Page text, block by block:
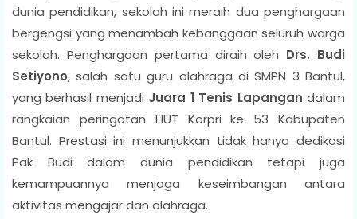
dunia pendidikan, sekolah ini meraih dua penghargaan
bergengsi yang menambah kebanggaan seluruh warga
sekolah. Penghargaan pertama diraih oleh Drs. Budi
Setiyono, salah satu guru olahraga di SMPN 3 Bantul,
yang berhasil menjadi Juara 1 Tenis Lapangan dalam
rangkaian peringatan HUT Korpri ke 53 Kabupaten
Bantul. Prestasi ini menunjukkan tidak hanya dedikasi
Pak Budi dalam dunia pendidikan tetapi juga
kemampuannya menjaga keseimbangan antara
aktivitas mengajar dan olahraga.